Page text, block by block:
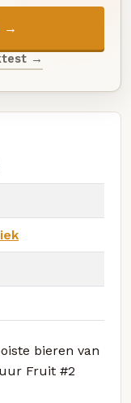
→
→
bieren van
Fruit #2